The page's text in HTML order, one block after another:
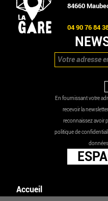
84660
04 90 76 84
En fournissant votre
recevoir la
reconnaissez avoir
politique de
Accueil